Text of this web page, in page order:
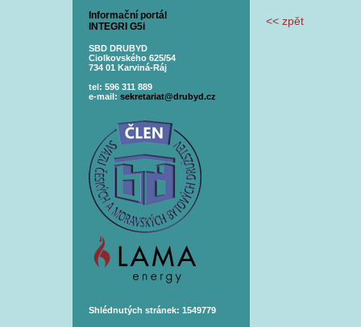
Informační portál
INTEGRI G5i
SBD DRUBYD
Ciolkovského 625/54
734 01 Karviná-Ráj
tel: 596 311 889
e-mail: sekretariat@drubyd.cz
Shlédnutých stránek: 1549779
<< zpět